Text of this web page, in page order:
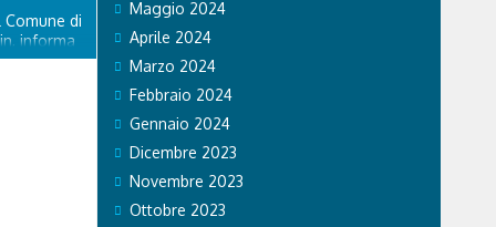
Comune di
informa
riaperto
8
Maggio 2024
Aprile 2024
Marzo 2024
Febbraio 2024
Gennaio 2024
Dicembre 2023
Novembre 2023
Ottobre 2023